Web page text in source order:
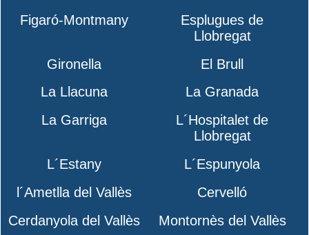
Figaró-Montmany
Esplugues de
Llobregat
Gironella
El Brull
La Llacuna
La Granada
La Garriga
L´Hospitalet de
Llobregat
L´Estany
L´Espunyola
l´Ametlla del Vallès
Cervelló
Cerdanyola del Vallès
Montornès del Vallès